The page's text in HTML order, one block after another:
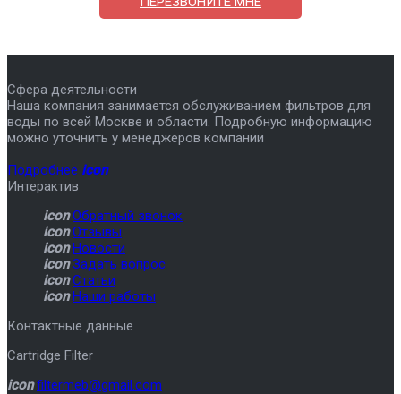
Сфера деятельности
Наша компания занимается обслуживанием фильтров для
воды по всей Москве и области. Подробную информацию
можно уточнить у менеджеров компании
Подробнее icon
Интерактив
icon Обратный звонок
icon Отзывы
icon Новости
icon Задать вопрос
icon Статьи
icon Наши работы
Контактные данные
Cartridge Filter
icon filtermeb@gmail.com